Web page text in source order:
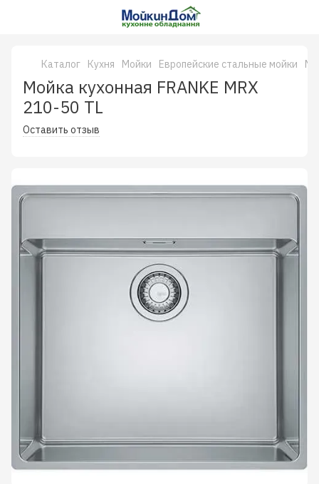
Каталог Кухня Мойки Европейские стальные мойки
Мойка кухонная FRANKE MRX
210-50 TL
Оставить отзыв